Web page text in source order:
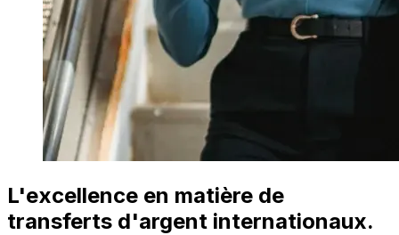
L'excellence en matière de
transferts d'argent internationaux.